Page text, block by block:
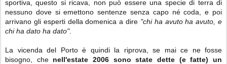
sportiva, questo si ricava, non può essere una specie di terra di
nessuno dove si emettono sentenze senza capo né coda, e poi
arrivano gli esperti della domenica a dire "chi ha avuto ha avuto, e
chi ha dato ha dato".
La vicenda del Porto è quindi la riprova, se mai ce ne fosse
bisogno, che nell'estate 2006 sono state dette (e fatte) un